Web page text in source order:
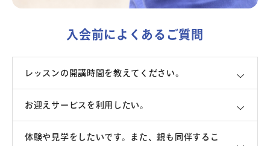
団体向け出張英会話
新着情報
入会前によくあるご質問
レッスンの開講時間を教えてください。
お迎えサービスを利用したい。
体験や見学をしたいです。また、親も同伴するこ